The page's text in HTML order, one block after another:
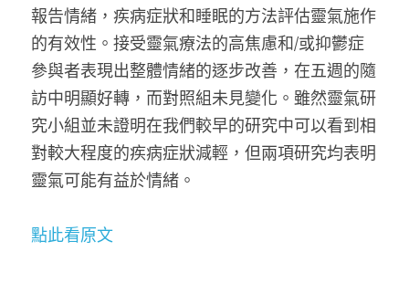
報告情緒，疾病症狀和睡眠的方法評估靈氣施作
的有效性。接受靈氣療法的高焦慮和/或抑鬱症
參與者表現出整體情緒的逐步改善，在五週的隨
訪中明顯好轉，而對照組未見變化。雖然靈氣研
究小組並未證明在我們較早的研究中可以看到相
對較大程度的疾病症狀減輕，但兩項研究均表明
靈氣可能有益於情緒。
點此看原文